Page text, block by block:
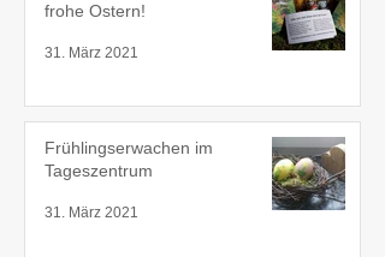
frohe Ostern!
31. März 2021
Frühlingserwachen im
Tageszentrum
31. März 2021